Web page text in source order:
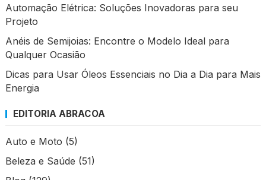
Automação Elétrica: Soluções Inovadoras para seu
Projeto
Anéis de Semijoias: Encontre o Modelo Ideal para
Qualquer Ocasião
Dicas para Usar Óleos Essenciais no Dia a Dia para Mais
Energia
EDITORIA ABRACOA
Auto e Moto (5)
Beleza e Saúde (51)